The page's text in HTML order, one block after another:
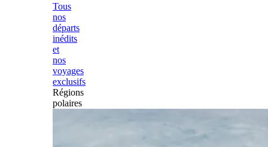
Tous
nos
départs
inédits
et
nos
voyages
exclusifs
Régions
polaires